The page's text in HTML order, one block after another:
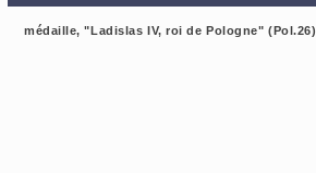
médaille, "Ladislas IV, roi de Pologne" (Pol.26)